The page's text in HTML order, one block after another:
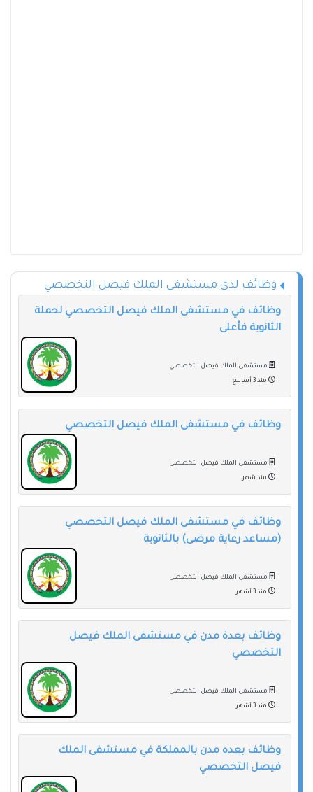
وظائف لدى مستشفى الملك فيصل التخصصي
وظائف في مستشفى الملك فيصل التخصصي لحملة
الثانوية فأعلى
مستشفى الملك فيصل التخصصي
منذ 3 أسابيع
وظائف في مستشفى الملك فيصل التخصصي
مستشفى الملك فيصل التخصصي
منذ شهر
وظائف في مستشفى الملك فيصل التخصصي
(مساعد رعاية مرضى) بالثانوية
مستشفى الملك فيصل التخصصي
منذ 3 أشهر
وظائف بعدة مدن في مستشفى الملك فيصل
التخصصي
مستشفى الملك فيصل التخصصي
منذ 3 أشهر
وظائف بعده مدن بالمملكة في مستشفى الملك
فيصل التخصصي